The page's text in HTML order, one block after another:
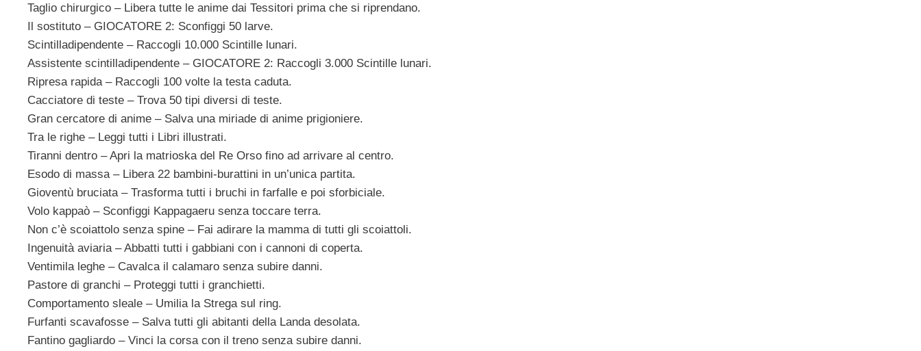
Taglio chirurgico – Libera tutte le anime dai Tessitori prima che si riprendano.
Il sostituto – GIOCATORE 2: Sconfiggi 50 larve.
Scintilladipendente – Raccogli 10.000 Scintille lunari.
Assistente scintilladipendente – GIOCATORE 2: Raccogli 3.000 Scintille lunari.
Ripresa rapida – Raccogli 100 volte la testa caduta.
Cacciatore di teste – Trova 50 tipi diversi di teste.
Gran cercatore di anime – Salva una miriade di anime prigioniere.
Tra le righe – Leggi tutti i Libri illustrati.
Tiranni dentro – Apri la matrioska del Re Orso fino ad arrivare al centro.
Esodo di massa – Libera 22 bambini-burattini in un’unica partita.
Gioventù bruciata – Trasforma tutti i bruchi in farfalle e poi sforbiciale.
Volo kappaò – Sconfiggi Kappagaeru senza toccare terra.
Non c’è scoiattolo senza spine – Fai adirare la mamma di tutti gli scoiattoli.
Ingenuità aviaria – Abbatti tutti i gabbiani con i cannoni di coperta.
Ventimila leghe – Cavalca il calamaro senza subire danni.
Pastore di granchi – Proteggi tutti i granchietti.
Comportamento sleale – Umilia la Strega sul ring.
Furfanti scavafosse – Salva tutti gli abitanti della Landa desolata.
Fantino gagliardo – Vinci la corsa con il treno senza subire danni.